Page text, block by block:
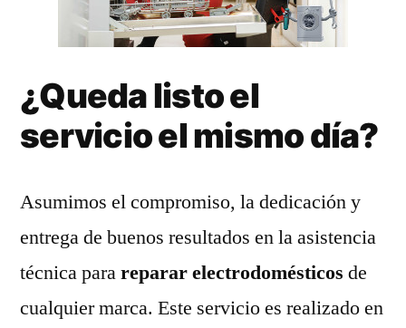
¿Queda listo el
servicio el mismo día?
Asumimos el compromiso, la dedicación y
entrega de buenos resultados en la asistencia
técnica parareparar electrodomésticos de
cualquier marca. Este servicio es realizado en